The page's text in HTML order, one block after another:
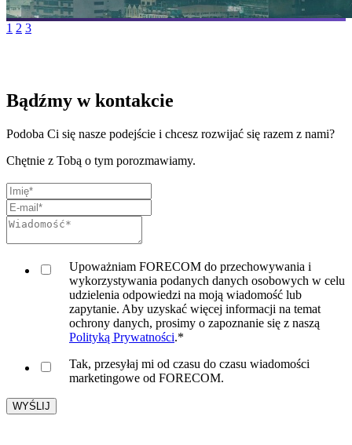
1 2 3
Bądźmy w kontakcie
Podoba Ci się nasze podejście i chcesz rozwijać się razem z nami?
Chętnie z Tobą o tym porozmawiamy.
Upoważniam FORECOM do przechowywania i
wykorzystywania podanych danych osobowych w celu
udzielenia odpowiedzi na moją wiadomość lub
zapytanie. Aby uzyskać więcej informacji na temat
ochrony danych, prosimy o zapoznanie się z naszą
Polityką Prywatności.*
Tak, przesyłaj mi od czasu do czasu wiadomości
marketingowe od FORECOM.